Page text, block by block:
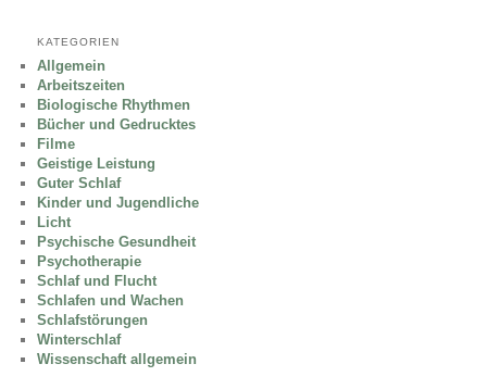
KATEGORIEN
Allgemein
Arbeitszeiten
Biologische Rhythmen
Bücher und Gedrucktes
Filme
Geistige Leistung
Guter Schlaf
Kinder und Jugendliche
Licht
Psychische Gesundheit
Psychotherapie
Schlaf und Flucht
Schlafen und Wachen
Schlafstörungen
Winterschlaf
Wissenschaft allgemein